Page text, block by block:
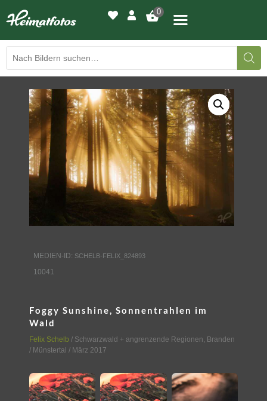
0
BILDERGALERIE
DRUCKQUALITÄTEN
LED-LEUCHTBILDER
WIR DRUCKEN IHR BILD
AUSSTELLUNGEN
KONTAKT
MEDIEN-ID: SCHELB-FELIX_824893
10041
Foggy Sunshine, Sonnentrahlen im
Wald
Felix Schelb / Schwarzwald + angrenzende Regionen, Branden
/ Münstertal / März 2017